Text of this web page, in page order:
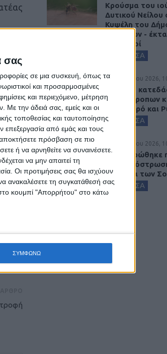
σας
σε μια συσκευή, όπως τα
και προσαρμοσμένες
και περιεχόμενο, μέτρηση
Με την άδειά σας, εμείς και οι
τοποθεσίας και ταυτοποίησης
από εμάς και τους
πρόσβαση σε πιο
ή να αρνηθείτε να συναινέσετε.
να μην απαιτεί τη
Οι προτιμήσεις σας θα ισχύουν
ανακαλέσετε τη συγκατάθεσή σας
κουμπί "Απορρήτου" στο κάτω
ΣΥΜΦΩΝΩ
του
του
Κρούσμα του
Δυτικού Νείλου
Κυψέλη του
Σοφάδων -
ψεκασμοί
ΚΑΡΔΙΤΣΑ
6 Αυγούστου 2026,
Ξεκινά η
ετοιμόρροπων
Αγναντερό και
ΚΑΡΔΙΤΣΑ
6 Αυγούστου 2026,
Ολοκληρώθηκε
τμήματα των
ΚΑΡΔΙΤΣΑ